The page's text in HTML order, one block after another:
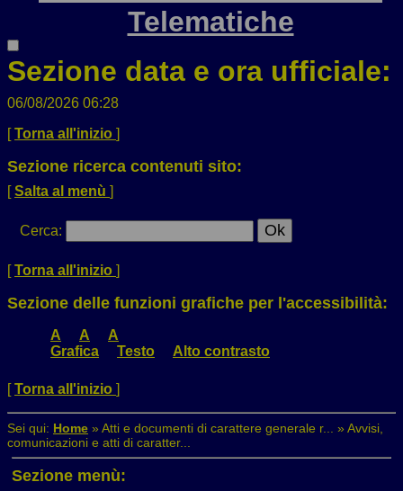
Telematiche
Sezione data e ora ufficiale:
06/08/2026 06:28
[Torna all'inizio ]
Sezione ricerca contenuti sito:
[Salta al menù ]
Cerca:
[Torna all'inizio ]
Sezione delle funzioni grafiche per l'accessibilità:
A A
A
Grafica
Testo Alto contrasto
[Torna all'inizio ]
Sei qui: Home » Atti e documenti di carattere generale r... » Avvisi,
comunicazioni e atti di caratter...
Sezione menù: